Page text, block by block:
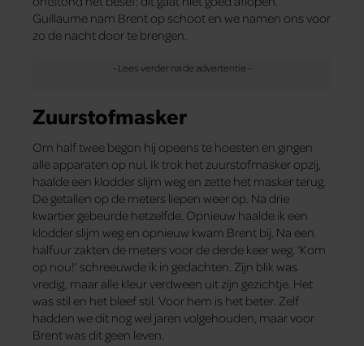
Guillaume nam Brent op schoot en we namen ons voor
zo de nacht door te brengen.
Zuurstofmasker
Om half twee begon hij opeens te hoesten en gingen
alle apparaten op nul. Ik trok het zuurstofmasker opzij,
haalde een klodder slijm weg en zette het masker terug.
De getallen op de meters liepen weer op. Na drie
kwartier gebeurde hetzelfde. Opnieuw haalde ik een
klodder slijm weg en opnieuw kwam Brent bij. Na een
halfuur zakten de meters voor de derde keer weg. ‘Kom
op nou!’ schreeuwde ik in gedachten. Zijn blik was
vredig, maar alle kleur verdween uit zijn gezichtje. Het
was stil en het bleef stil. Voor hem is het beter. Zelf
hadden we dit nog wel jaren volgehouden, maar voor
Brent was dit geen leven.